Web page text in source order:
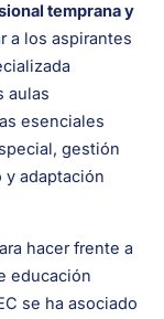
temprana y
a los aspirantes
aulas
esenciales
gestión
adaptación
hacer frente a
educación
se ha asociado